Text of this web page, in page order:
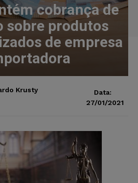
cobrança de
sobre produtos
de empresa
Krusty
Data:
27/01/2021